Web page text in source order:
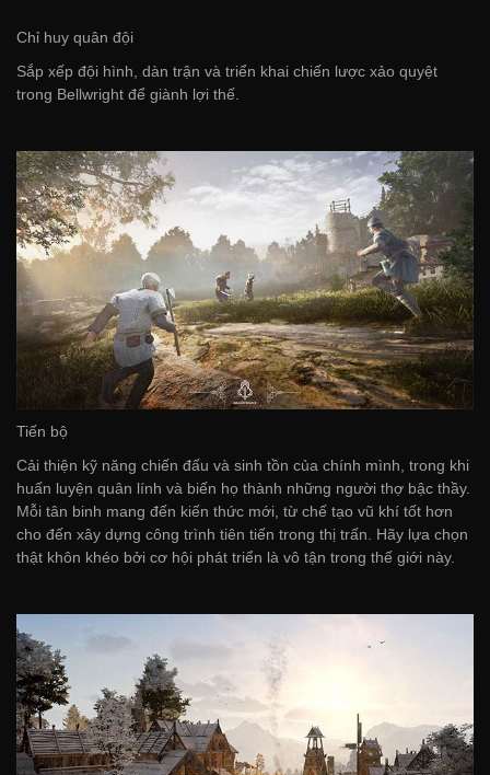
Chỉ huy quân đội
Sắp xếp đội hình, dàn trận và triển khai chiến lược xảo quyệt
trong Bellwright để giành lợi thế.
Tiến bộ
Cải thiện kỹ năng chiến đấu và sinh tồn của chính mình, trong khi
huấn luyện quân lính và biến họ thành những người thợ bậc thầy.
Mỗi tân binh mang đến kiến thức mới, từ chế tạo vũ khí tốt hơn
cho đến xây dựng công trình tiên tiến trong thị trấn. Hãy lựa chọn
thật khôn khéo bởi cơ hội phát triển là vô tận trong thế giới này.